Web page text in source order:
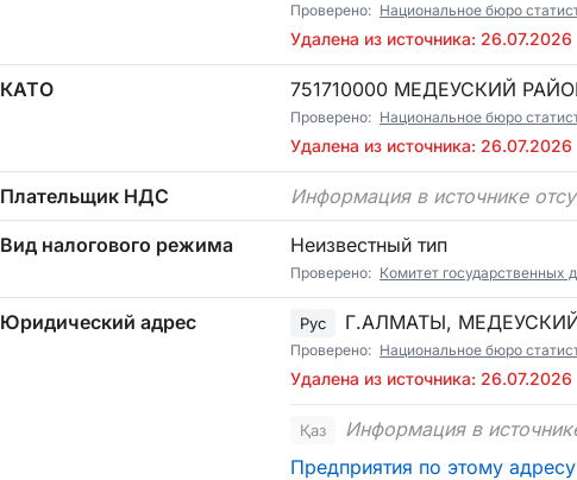
Проверено: Национальное бюро
Удалена из источника: 26.07.2026
КАТО 751710000 МЕДЕУСКИЙ
Проверено: Национальное бюро
Удалена из источника: 26.07.2026
Плательщик НДС Информация в источнике
Вид налогового режима Неизвестный тип
Проверено: Комитет государственных
Юридический адрес Рус Г.АЛМАТЫ,
Проверено: Национальное бюро
Удалена из источника: 26.07.2026
Қаз
Информация в
Предприятия по этому адресу